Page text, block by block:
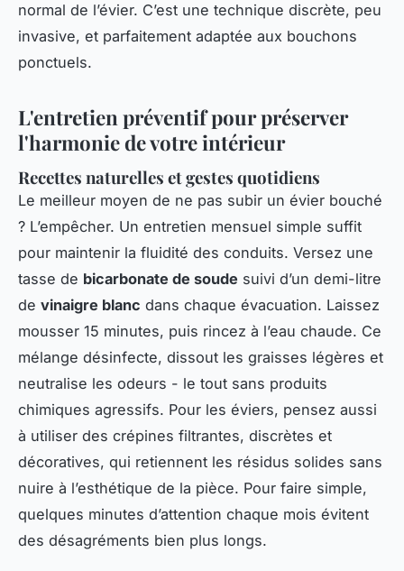
normal de l’évier. C’est une technique discrète, peu
invasive, et parfaitement adaptée aux bouchons
ponctuels.
L'entretien préventif pour préserver
l'harmonie de votre intérieur
Recettes naturelles et gestes quotidiens
Le meilleur moyen de ne pas subir un évier bouché
? L’empêcher. Un entretien mensuel simple suffit
pour maintenir la fluidité des conduits. Versez une
tasse de bicarbonate de soude suivi d’un demi-litre
de vinaigre blanc dans chaque évacuation. Laissez
mousser 15 minutes, puis rincez à l’eau chaude. Ce
mélange désinfecte, dissout les graisses légères et
neutralise les odeurs - le tout sans produits
chimiques agressifs. Pour les éviers, pensez aussi
à utiliser des crépines filtrantes, discrètes et
décoratives, qui retiennent les résidus solides sans
nuire à l’esthétique de la pièce. Pour faire simple,
quelques minutes d’attention chaque mois évitent
des désagréments bien plus longs.